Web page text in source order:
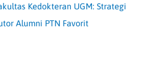
Kedokteran UGM: Strategi
Alumni PTN Favorit